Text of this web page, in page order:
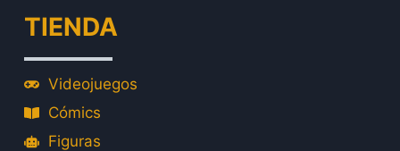
TIENDA
Videojuegos
Cómics
Figuras